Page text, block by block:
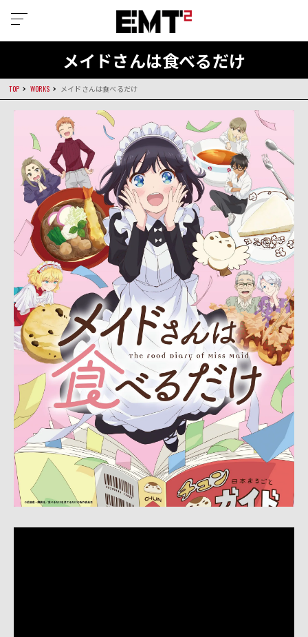
メイドさんは食べるだけ
TOP WORKS メイドさんは食べるだけ